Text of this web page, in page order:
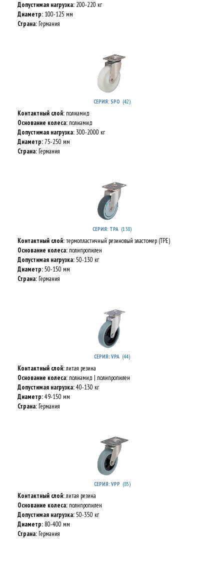
Допустимая нагрузка: 200-220 кг
Диаметр: 100-125 мм
Страна: Германия
СЕРИЯ: SPO (42)
Контактный слой: полиамид
Основание колеса: полиамид
Допустимая нагрузка:300-2000 кг
Диаметр:75-250 мм
Страна: Германия
СЕРИЯ: TPA (138)
Контактный слой:термопластичный резиновый эластомер (TPE)
Основание колеса: полипропилен
Допустимая нагрузка:50-130 кг
Диаметр:50-150 мм
Страна: Германия
СЕРИЯ: VPA (44)
Контактный слой:литая резина
Основание колеса: полиамид | полипропилен
Допустимая нагрузка:40-130 кг
Диаметр:49-150 мм
Страна: Германия
СЕРИЯ: VPP (85)
Контактный слой:литая резина
Основание колеса: полипропилен
Допустимая нагрузка:50-350 кг
Диаметр: 80-400 мм
Страна: Германия